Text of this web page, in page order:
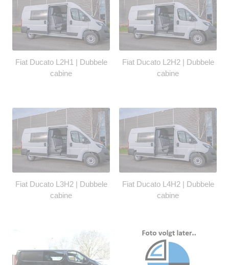
Fiat Ducato L2H1 | Dubbele
cabine
Fiat Ducato L2H2 | Dubbele
cabine
Fiat Ducato L3H2 | Dubbele
cabine
Fiat Ducato L4H2 | Dubbele
cabine